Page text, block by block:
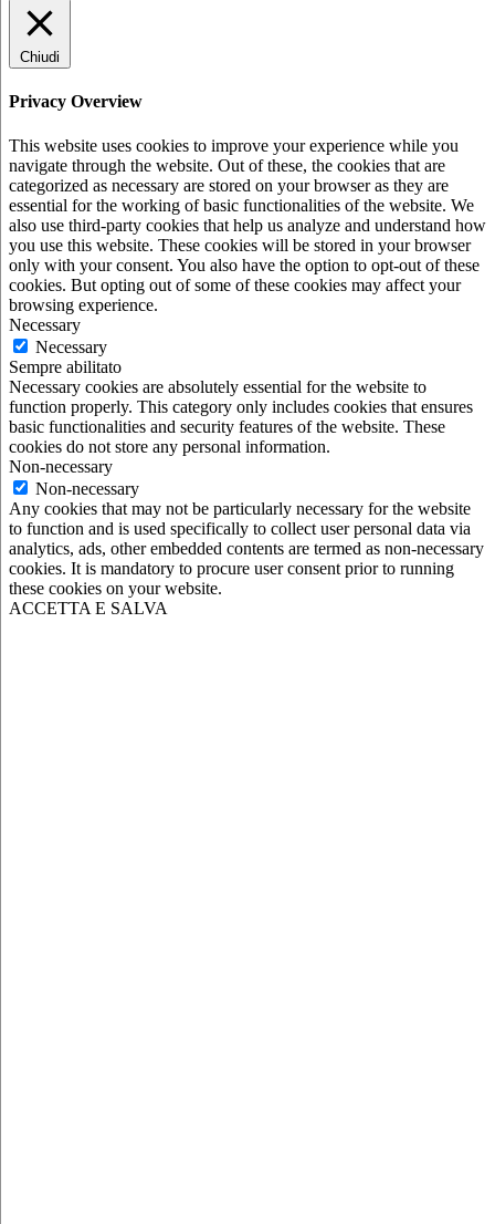
Chiudi
Privacy Overview
This website uses cookies to improve your experience while you
navigate through the website. Out of these, the cookies that are
categorized as necessary are stored on your browser as they are
essential for the working of basic functionalities of the website. We
also use third-party cookies that help us analyze and understand how
you use this website. These cookies will be stored in your browser
only with your consent. You also have the option to opt-out of these
cookies. But opting out of some of these cookies may affect your
browsing experience.
Necessary
Necessary
Sempre abilitato
Necessary cookies are absolutely essential for the website to
function properly. This category only includes cookies that ensures
basic functionalities and security features of the website. These
cookies do not store any personal information.
Non-necessary
Non-necessary
Any cookies that may not be particularly necessary for the website
to function and is used specifically to collect user personal data via
analytics, ads, other embedded contents are termed as non-necessary
cookies. It is mandatory to procure user consent prior to running
these cookies on your website.
ACCETTA E SALVA